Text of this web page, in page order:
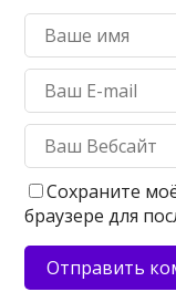
Сохраните
браузере для